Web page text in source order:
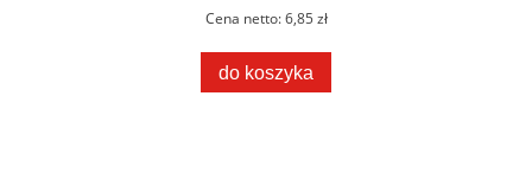
Cena netto:6,85 zł
do koszyka